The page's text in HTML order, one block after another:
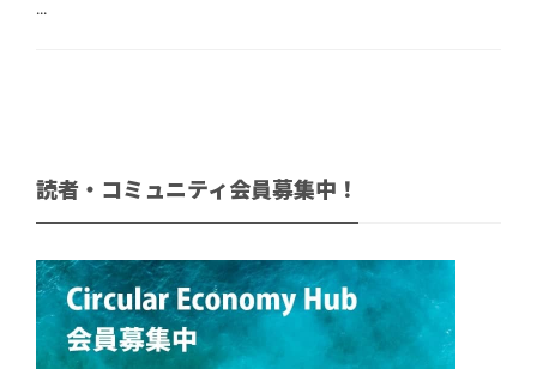
...
読者・コミュニティ会員募集中！